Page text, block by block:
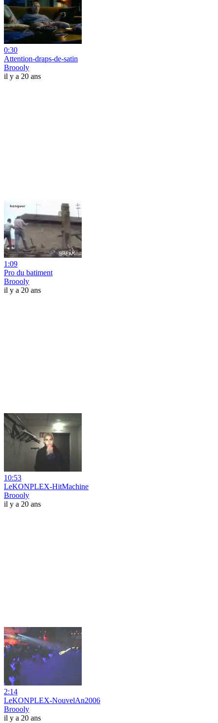
0:30
Attention-draps-de-satin
Broooly
il y a 20 ans
1:09
Pro du batiment
Broooly
il y a 20 ans
10:53
LeKONPLEX-HitMachine
Broooly
il y a 20 ans
2:14
LeKONPLEX-NouvelAn2006
Broooly
il y a 20 ans